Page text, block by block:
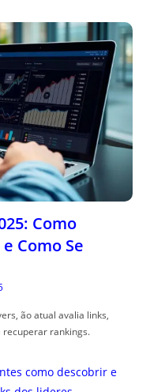
Como
Como Se
ão atual avalia links,
recuperar rankings.